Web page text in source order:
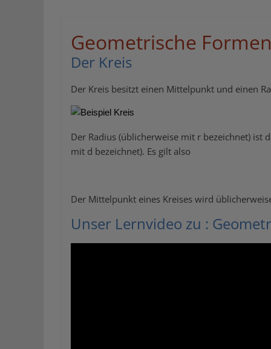
Geometrische Formen
Der Kreis
Der Kreis besitzt einen Mittelpunkt und einen
Der Radius (üblicherweise mit r bezeichnet)
mit d bezeichnet). Es gilt also
Der Mittelpunkt eines Kreises wird
Unser Lernvideo zu :